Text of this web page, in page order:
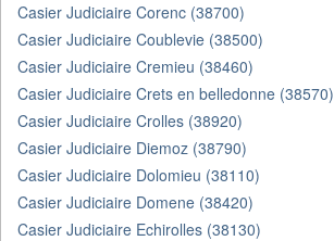
Casier Judiciaire Corenc (38700)
Casier Judiciaire Coublevie (38500)
Casier Judiciaire Cremieu (38460)
Casier Judiciaire Crets en belledonne (38570)
Casier Judiciaire Crolles (38920)
Casier Judiciaire Diemoz (38790)
Casier Judiciaire Dolomieu (38110)
Casier Judiciaire Domene (38420)
Casier Judiciaire Echirolles (38130)